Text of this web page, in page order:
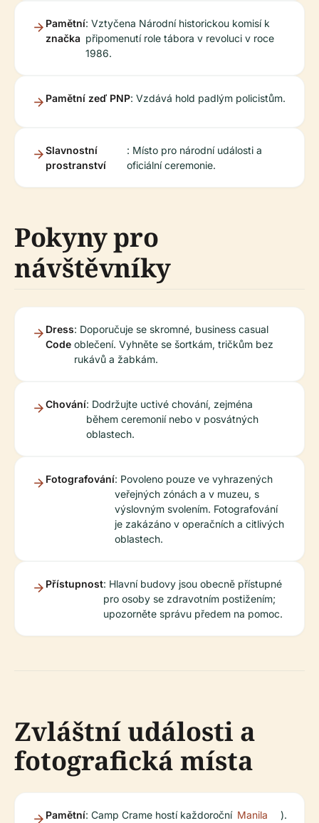
Pamětní
značka
: Vztyčena Národní historickou komisí k
připomenutí role tábora v revoluci v roce
1986.
Pamětní zeď PNP: Vzdává hold padlým policistům.
Slavnostní
prostranství
: Místo pro národní události a
oficiální ceremonie.
Pokyny pro
návštěvníky
Dress
Code
: Doporučuje se skromné, business casual
oblečení. Vyhněte se šortkám, tričkům bez
rukávů a žabkám.
Chování: Dodržujte uctivé chování, zejména
během ceremonií nebo v posvátných
oblastech.
Fotografování: Povoleno pouze ve vyhrazených
veřejných zónách a v muzeu, s
výslovným svolením. Fotografování
je zakázáno v operačních a citlivých
oblastech.
Přístupnost: Hlavní budovy jsou obecně přístupné
pro osoby se zdravotním postižením;
upozorněte správu předem na pomoc.
Zvláštní události a
fotografická místa
Pamětní: Camp Crame hostí každoroční Manila
).